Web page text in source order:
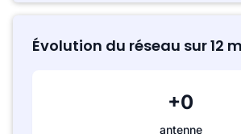
Évolution du réseau sur 12
+0
antenne